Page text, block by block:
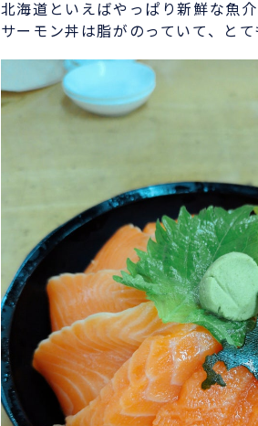
北海道といえばやっぱり新鮮な魚介
サーモン丼は脂がのっていて、とて